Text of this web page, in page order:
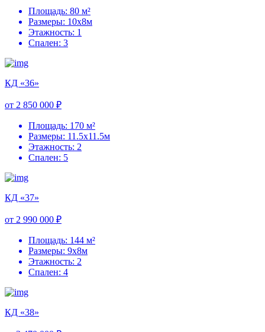
Площадь: 80 м²
Размеры: 10х8м
Этажность: 1
Спален: 3
КД «36»
от 2 850 000 ₽
Площадь: 170 м²
Размеры: 11.5х11.5м
Этажность: 2
Спален: 5
КД «37»
от 2 990 000 ₽
Площадь: 144 м²
Размеры: 9х8м
Этажность: 2
Спален: 4
КД «38»